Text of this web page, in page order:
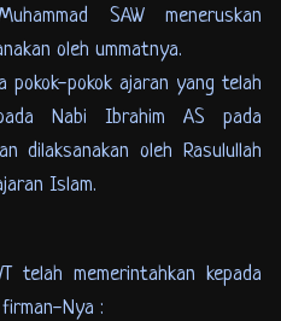
SAW meneruskan
oleh ummatnya.
pokok-pokok ajaran yang telah
Nabi Ibrahim AS pada
dilaksanakan oleh Rasulullah
Islam.
telah memerintahkan kepada
firman-Nya :